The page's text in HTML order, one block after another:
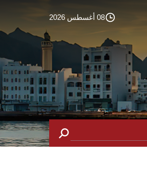
08 أغسطس 2026